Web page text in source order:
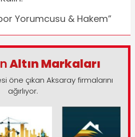
Yorumcusu & Hakem”
Altın Markaları
öne çıkan Aksaray firmalarını
ağırlıyor.